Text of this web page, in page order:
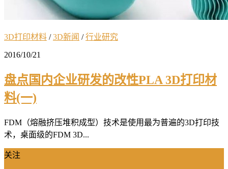
3D打印材料 /3D新闻 /行业研究
2016/10/21
盘点国内企业研发的改性PLA 3D打印材
料(一)
FDM（熔融挤压堆积成型）技术是使用最为普遍的3D打印技
术，桌面级的FDM 3D...
关注